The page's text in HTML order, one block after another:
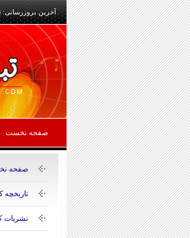
آخرین بروزرسانی: 16 مرداد 1405 ساعت 00:02
صفحه نخست
صفحه
تاریخچه
نشریات